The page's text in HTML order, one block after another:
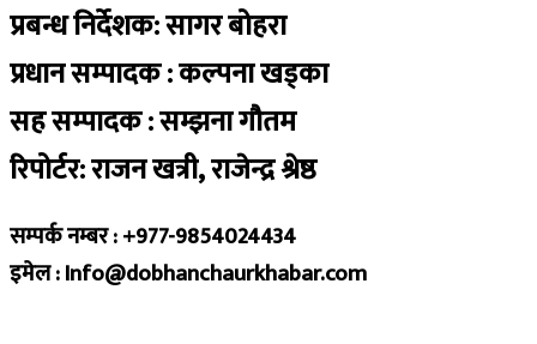
प्रबन्ध निर्देशक: सागर बोहरा
प्रधान सम्पादक : कल्पना खड्का
सह सम्पादक : सम्झना गौतम
रिपोर्टर: राजन खत्री, राजेन्द्र श्रेष्ठ
सम्पर्क नम्बर : +977-9854024434
इमेल : Info@dobhanchaurkhabar.com